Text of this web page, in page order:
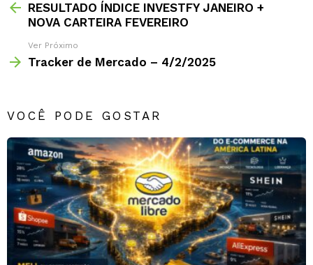
RESULTADO ÍNDICE INVESTFY JANEIRO +
NOVA CARTEIRA FEVEREIRO
Ver Próximo
Tracker de Mercado – 4/2/2025
VOCÊ PODE GOSTAR